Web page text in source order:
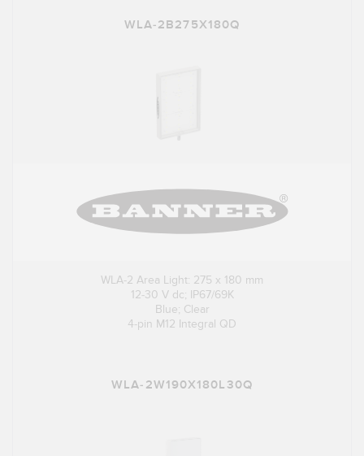
WLA-2B275X180Q
WLA-2 Area Light: 275 x 180 mm
12-30 V dc; IP67/69K
Blue; Clear
4-pin M12 Integral QD
WLA-2W190X180L30Q